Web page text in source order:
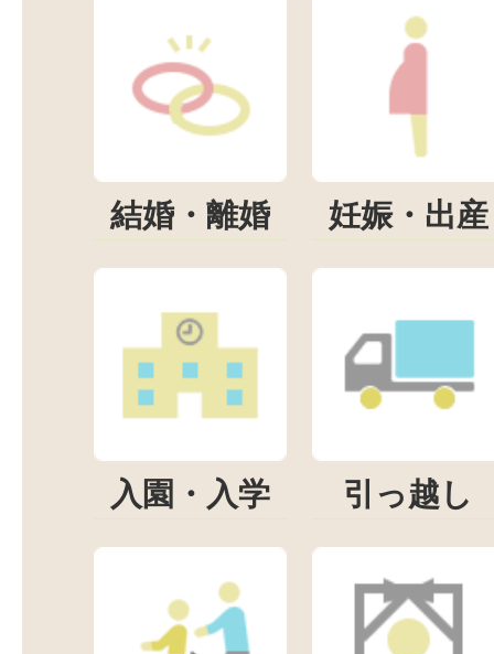
結婚・離婚 妊娠・出産
入園・入学 引っ越し